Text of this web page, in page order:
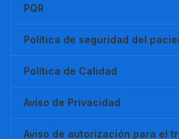
PQR
Política de seguridad del
Política de Calidad
Aviso de Privacidad
Aviso de autorización para el